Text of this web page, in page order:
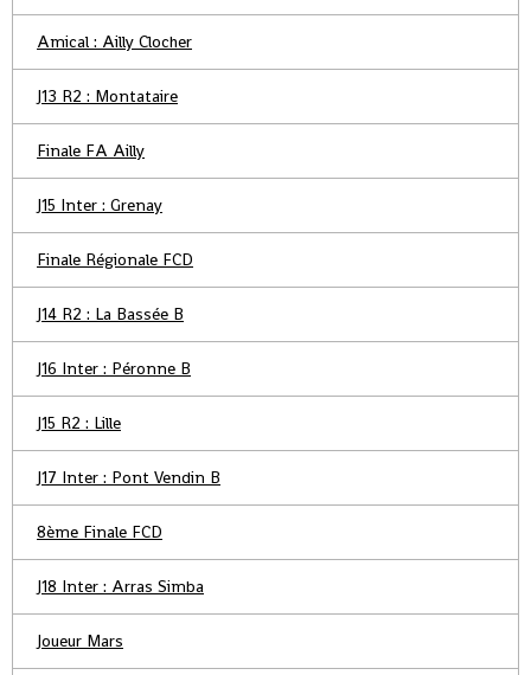
Amical : Ailly Clocher
J13 R2 : Montataire
Finale FA Ailly
J15 Inter : Grenay
Finale Régionale FCD
J14 R2 : La Bassée B
J16 Inter : Péronne B
J15 R2 : Lille
J17 Inter : Pont Vendin B
8ème Finale FCD
J18 Inter : Arras Simba
Joueur Mars